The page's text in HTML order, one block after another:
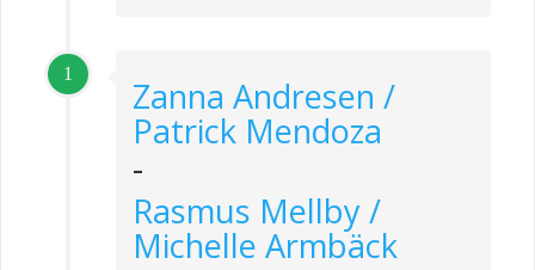
1
Zanna Andresen /
Patrick Mendoza
-
Rasmus Mellby /
Michelle Armbäck